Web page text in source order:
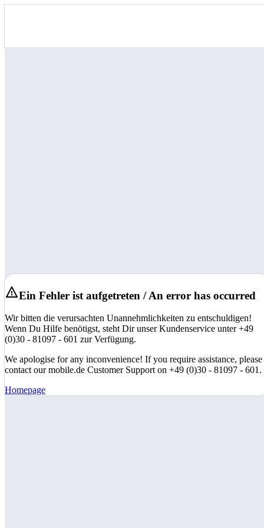
Ein Fehler ist aufgetreten / An error has occurred
Wir bitten die verursachten Unannehmlichkeiten zu entschuldigen!
Wenn Du Hilfe benötigst, steht Dir unser Kundenservice unter +49
(0)30 - 81097 - 601 zur Verfügung.
We apologise for any inconvenience! If you require assistance, please
contact our mobile.de Customer Support on +49 (0)30 - 81097 - 601.
Homepage